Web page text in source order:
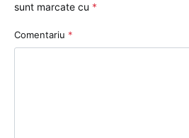
sunt marcate cu *
Comentariu *